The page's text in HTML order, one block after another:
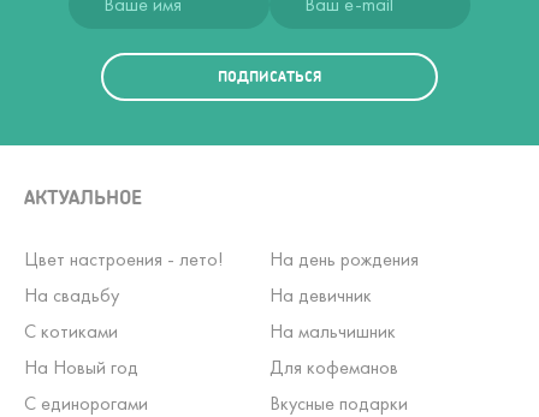
ПОДПИСАТЬСЯ
АКТУАЛЬНОЕ
Цвет настроения - лето!
На день рождения
На свадьбу
На девичник
С котиками
На мальчишник
На Новый год
Для кофеманов
С единорогами
Вкусные подарки